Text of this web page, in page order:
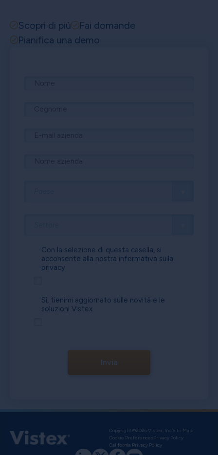
Scopri di più
Fai domande
Pianifica una demo
Con la selezione di questa casella, si
acconsente alla nostra informativa sulla
privacy
Sì, tienimi aggiornato sulle novità e le
soluzioni Vistex.
Invia
Copyright ©2026 Vistex, Inc. Site Map
Cookie PreferencesPrivacy Policy
California Privacy Policy